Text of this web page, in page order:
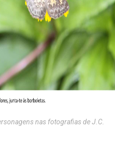
nas fotografias de J.C.